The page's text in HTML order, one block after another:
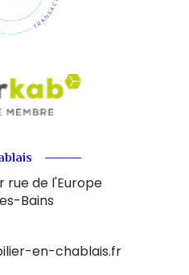
rue de l'Europe
Bains
en-chablais.fr